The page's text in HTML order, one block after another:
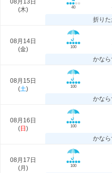
08月13日
(木) 40
折り
08月14日
(金) 100
かな
08月15日
(土) 100
かな
08月16日
(日 ) 100
かな
08月17日
(月 ) 100